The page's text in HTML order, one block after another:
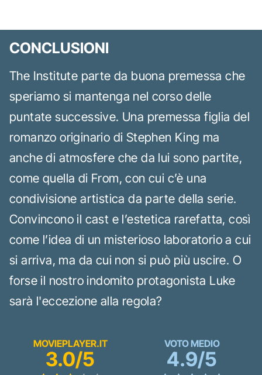
CONCLUSIONI
The Institute parte da buona premessa che
speriamo si mantenga nel corso delle
puntate successive. Una premessa figlia del
romanzo originario di Stephen King ma
anche di atmosfere che da lui sono partite,
come quella di From, con cui c’è una
condivisione artistica da parte della serie.
Convincono il cast e l’estetica rarefatta, così
come l’idea di un misterioso laboratorio a cui
si arriva, ma da cui non si può più uscire. O
forse il nostro indomito protagonista Luke
sarà l'eccezione alla regola?
MOVIEPLAYER.IT
3.0/5
VOTO MEDIO
4.9/5